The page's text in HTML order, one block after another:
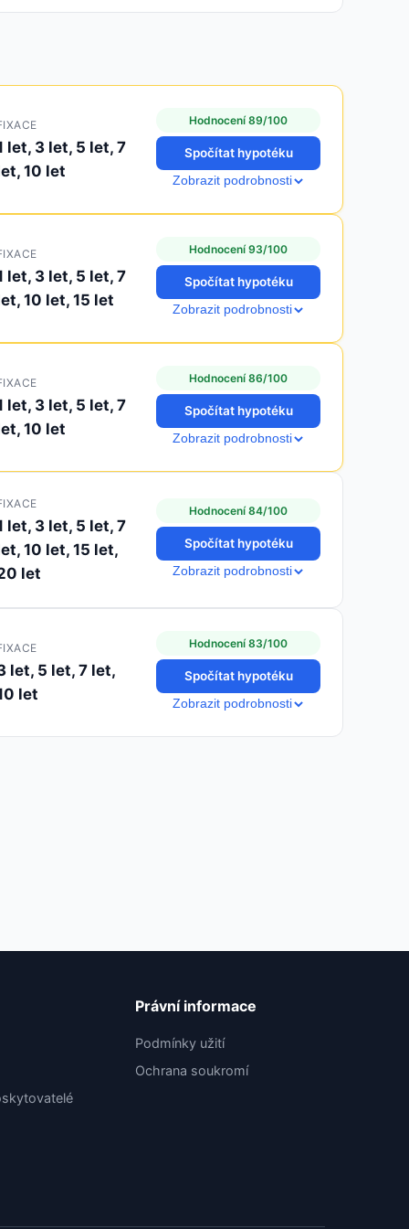
let, 3 let, 5 let, 7
10 let
Hodnocení 89/100
Spočítat hypotéku
Zobrazit podrobnosti
let, 3 let, 5 let, 7
10 let, 15 let
Hodnocení 93/100
Spočítat hypotéku
Zobrazit podrobnosti
let, 3 let, 5 let, 7
10 let
Hodnocení 86/100
Spočítat hypotéku
Zobrazit podrobnosti
let, 3 let, 5 let, 7
10 let, 15 let,
let
Hodnocení 84/100
Spočítat hypotéku
Zobrazit podrobnosti
let, 5 let, 7 let,
let
Hodnocení 83/100
Spočítat hypotéku
Zobrazit podrobnosti
Právní informace
Podmínky užití
Ochrana soukromí